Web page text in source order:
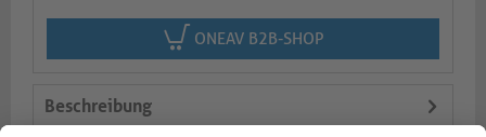
ONEAV B2B-SHOP
Beschreibung